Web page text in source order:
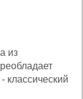
из
классический